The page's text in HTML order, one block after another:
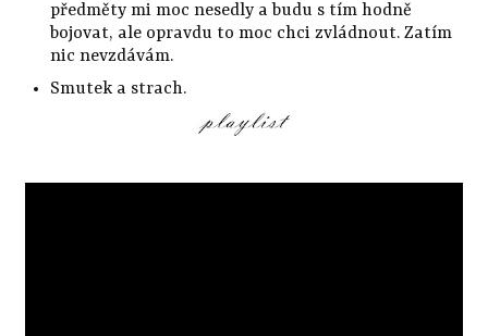
předměty mi moc nesedly a budu s tím hodně
bojovat, ale opravdu to moc chci zvládnout. Zatím
nic nevzdávám.
Smutek a strach.